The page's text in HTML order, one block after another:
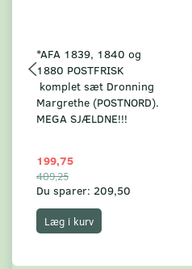
*AFA 1839, 1840 og
1880 POSTFRISK
komplet sæt Dronning
Margrethe (POSTNORD).
MEGA SJÆLDNE!!!
199,75
409,25
Du sparer: 209,50
Læg i kurv